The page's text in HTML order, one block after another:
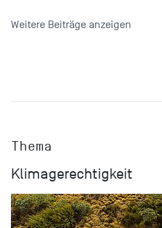
Weitere Beiträge anzeigen
Thema
Klimagerechtigkeit